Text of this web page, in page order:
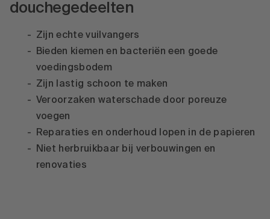
douchegedeelten
Zijn echte vuilvangers
Bieden kiemen en bacteriën een goede
voedingsbodem
Zijn lastig schoon te maken
Veroorzaken waterschade door poreuze
voegen
Reparaties en onderhoud lopen in de papieren
Niet herbruikbaar bij verbouwingen en
renovaties